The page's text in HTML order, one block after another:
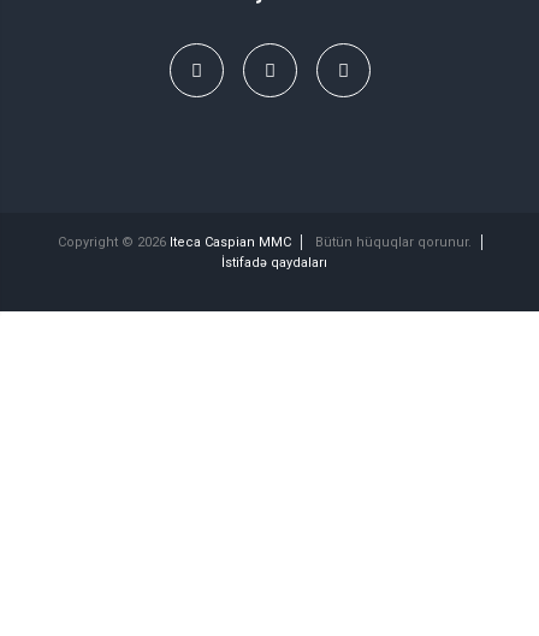
Copyright © 2026 Iteca Caspian MMC
Bütün hüquqlar qorunur.
İstifadə qaydaları